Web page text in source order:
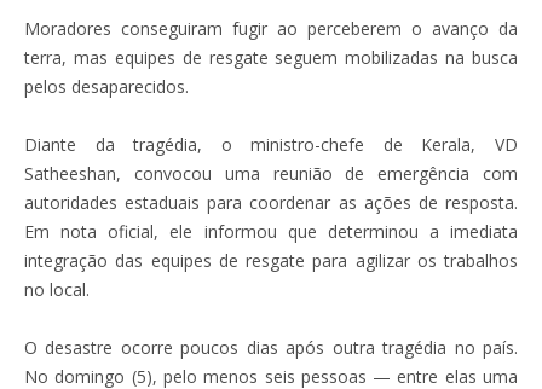
Moradores conseguiram fugir ao perceberem o avanço da
terra, mas equipes de resgate seguem mobilizadas na busca
pelos desaparecidos.
Diante da tragédia, o ministro-chefe de Kerala, VD
Satheeshan, convocou uma reunião de emergência com
autoridades estaduais para coordenar as ações de resposta.
Em nota oficial, ele informou que determinou a imediata
integração das equipes de resgate para agilizar os trabalhos
no local.
O desastre ocorre poucos dias após outra tragédia no país.
No domingo (5), pelo menos seis pessoas — entre elas uma